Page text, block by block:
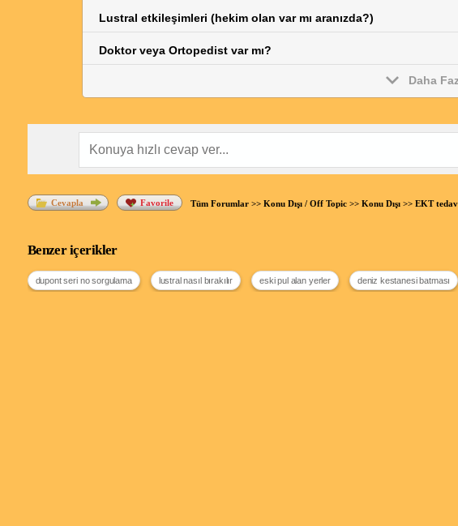
Lustral etkileşimleri (hekim olan var mı aranızda?)
Doktor veya Ortopedist var mı?
Daha
Cevapla Favorile Tüm Forumlar>> Konu Dışı / Off Topic>> Konu Dışı>> EKT
Benzer içerikler
dupont seri no sorgulama lustral nasıl bırakılır eski pul alan yerler deniz kestanesi batması